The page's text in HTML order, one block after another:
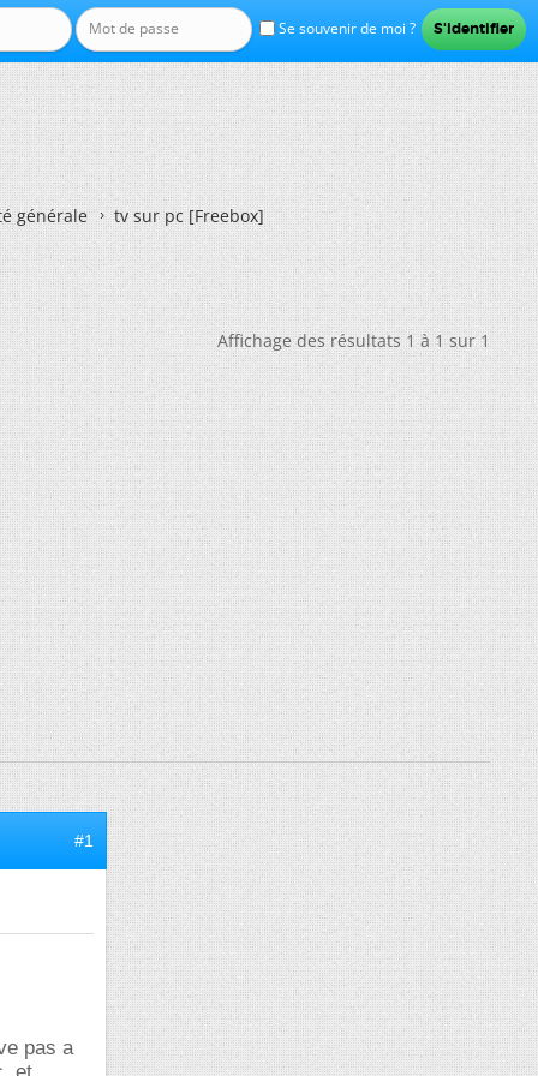
Se souvenir de moi ?
générale tv sur pc [Freebox]
Affichage des résultats 1 à 1 sur 1
#1
pas a